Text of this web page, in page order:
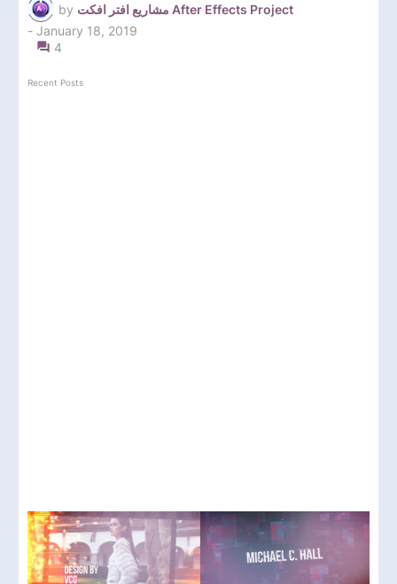
by
مشاريع افتر افكت After Effects Project
- January 18, 2019
4
Recent Posts